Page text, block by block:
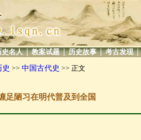
史名人 | 教案试题 | 历史故事 | 考古发现 |
史 >> 中国古代史 >> 正文
足陋习在明代普及到全国